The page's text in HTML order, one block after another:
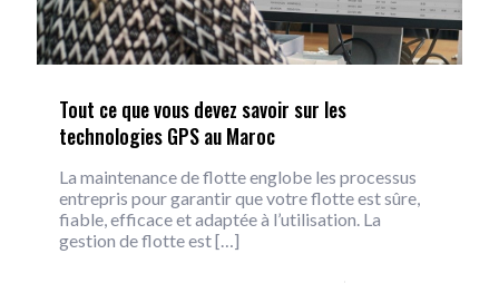
Tout ce que vous devez savoir sur les
technologies GPS au Maroc
La maintenance de flotte englobe les processus
entrepris pour garantir que votre flotte est sûre,
fiable, efficace et adaptée à l’utilisation. La
gestion de flotte est[…]